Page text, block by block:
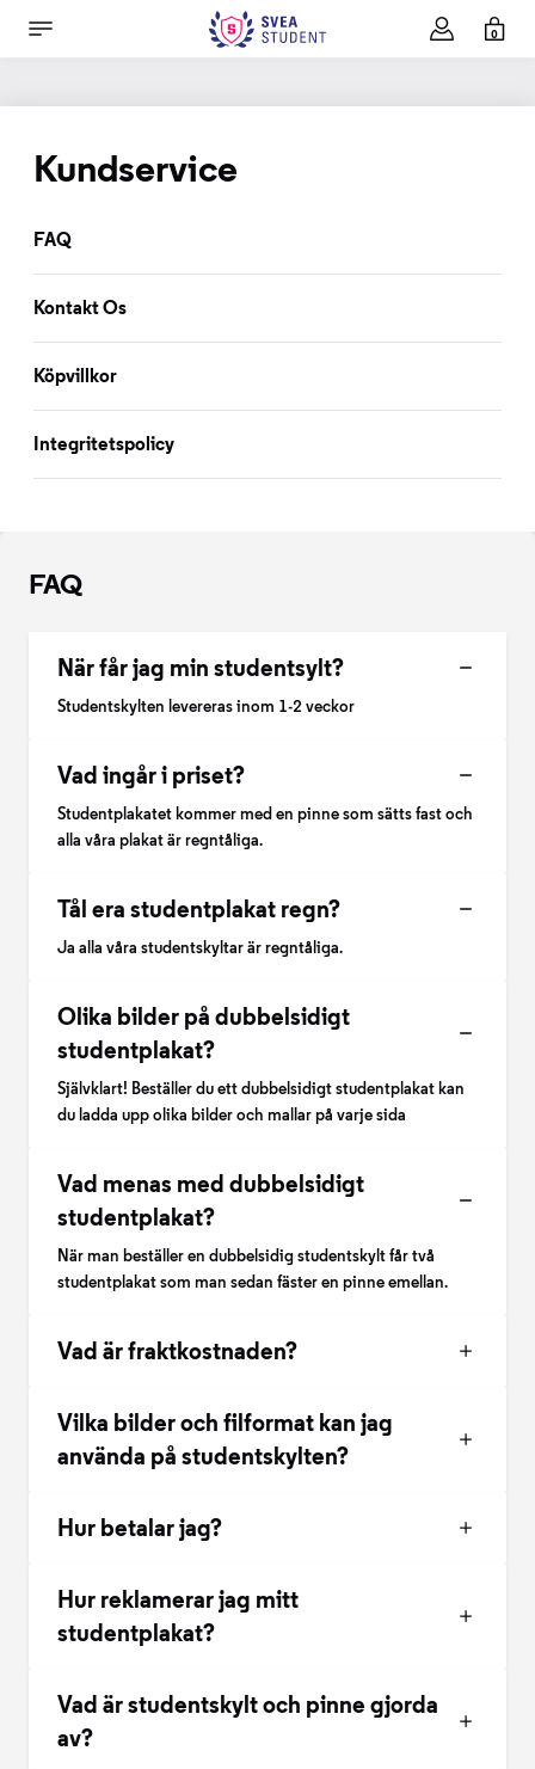
0
Kundservice
FAQ
Kontakt Os
Köpvillkor
Integritetspolicy
FAQ
När får jag min studentsylt?
Studentskylten levereras inom 1-2 veckor
Vad ingår i priset?
Studentplakatet kommer med en pinne som sätts fast och
alla våra plakat är regntåliga.
Tål era studentplakat regn?
Ja alla våra studentskyltar är regntåliga.
Olika bilder på dubbelsidigt
studentplakat?
Självklart! Beställer du ett dubbelsidigt studentplakat kan
du ladda upp olika bilder och mallar på varje sida
Vad menas med dubbelsidigt
studentplakat?
När man beställer en dubbelsidig studentskylt får två
studentplakat som man sedan fäster en pinne emellan.
Vad är fraktkostnaden?
Vilka bilder och filformat kan jag
använda på studentskylten?
Hur betalar jag?
Hur reklamerar jag mitt
studentplakat?
Vad är studentskylt och pinne gjorda
av?